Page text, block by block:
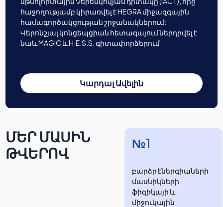
հաջողությամբ կիրառվել է HEGRA միջազգային
համագործակցության շրջանակներում:
Վերոնշյալ կոնցեպցիան հետագայում ներդրվել է
նաև MAGIC և H.E.S.S. գիտափորձերում:
Կարդալ Ավելին
ՄԵՐ ՄԱՍԻՆ
ԹՎԵՐՈՎ
№1
բարձր էներգիաների
մասնիկների
ֆիզիկայի և
միջուկային